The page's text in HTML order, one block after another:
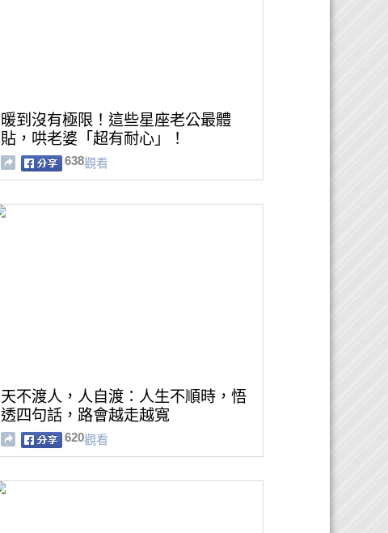
暖到沒有極限！這些星座老公最體
貼，哄老婆「超有耐心」！
638觀看
天不渡人，人自渡：人生不順時，悟
透四句話，路會越走越寬
620觀看